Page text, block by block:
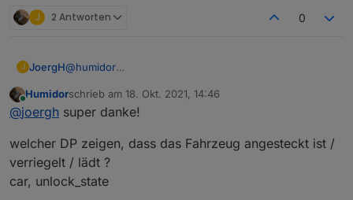
J 2 Antworten 0
J JoergH@humidor
Online
Humidorschrieb am 18. Okt. 2021, 14:46
zuletzt editiert von
@joergh super danke!
welcher DP zeigen, dass das Fahrzeug angesteckt ist /
verriegelt / lädt ?
car, unlock_state